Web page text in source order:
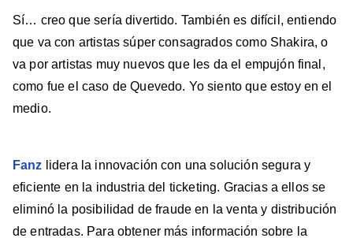
Sí… creo que sería divertido. También es difícil, entiendo
que va con artistas súper consagrados como Shakira, o
va por artistas muy nuevos que les da el empujón final,
como fue el caso de Quevedo. Yo siento que estoy en el
medio.
Fanz lidera la innovación con una solución segura y
eficiente en la industria del ticketing. Gracias a ellos se
eliminó la posibilidad de fraude en la venta y distribución
de entradas. Para obtener más información sobre la